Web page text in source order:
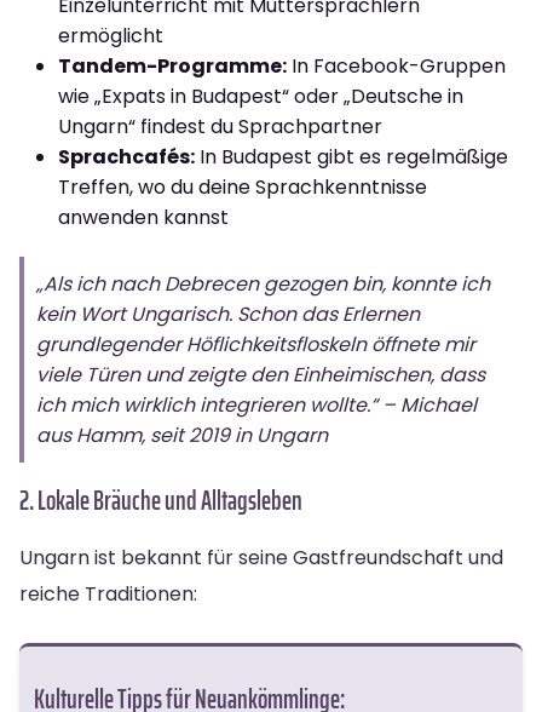
ermöglicht
Tandem-Programme: In Facebook-Gruppen
wie „Expats in Budapest“ oder „Deutsche in
Ungarn“ findest du Sprachpartner
Sprachcafés: In Budapest gibt es regelmäßige
Treffen, wo du deine Sprachkenntnisse
anwenden kannst
„Als ich nach Debrecen gezogen bin, konnte ich
kein Wort Ungarisch. Schon das Erlernen
grundlegender Höflichkeitsfloskeln öffnete mir
viele Türen und zeigte den Einheimischen, dass
ich mich wirklich integrieren wollte.“ – Michael
aus Hamm, seit 2019 in Ungarn
2. Lokale Bräuche und Alltagsleben
Ungarn ist bekannt für seine Gastfreundschaft und
reiche Traditionen:
Kulturelle Tipps für Neuankömmlinge: